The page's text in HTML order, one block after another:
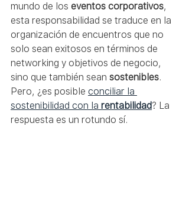
mundo de los eventos corporativos,
esta responsabilidad se traduce en la
organización de encuentros que no
solo sean exitosos en términos de
networking y objetivos de negocio,
sino que también sean sostenibles.
Pero, ¿es posible conciliar la
sostenibilidad con la rentabilidad? La
respuesta es un rotundo sí.